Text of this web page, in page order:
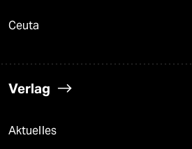
Ceuta
Verlag
Aktuelles